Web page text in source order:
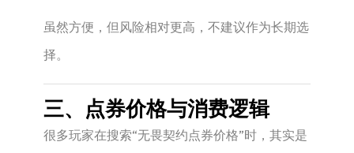
虽然方便，但风险相对更高，不建议作为长期选
择。
三、点券价格与消费逻辑
很多玩家在搜索“无畏契约点券价格”时，其实是